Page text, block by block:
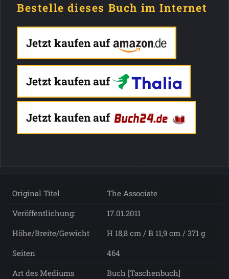
Bestelle dieses Buch im Internet
Jetzt kaufen auf
Jetzt kaufen auf
Jetzt kaufen auf
Original Titel
The Associate
Veröffentlichung:
17.01.2011
Höhe/Breite/Gewicht
H 18,8 cm / B 11,9 cm / 371 g
Seiten
464
Art des Mediums
Buch [Taschenbuch]